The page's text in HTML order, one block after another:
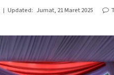
Updated: Jumat, 21 Maret 2025